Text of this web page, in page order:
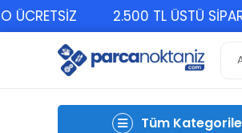
2.500 TL ÜSTÜ
Tüm